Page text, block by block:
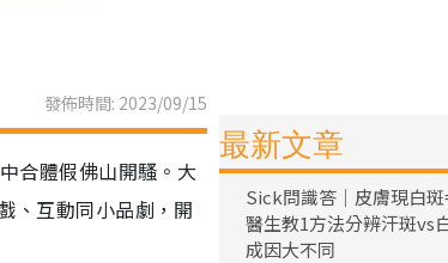
發佈時間: 2023/09/15
合體假佛山開騷。大
、互動同小品劇，開
最新文章
Sick問識答｜皮膚現白斑
醫生教1方法分辨汗斑vs
成因大不同